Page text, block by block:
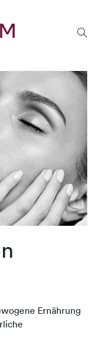
Ernährung
erste